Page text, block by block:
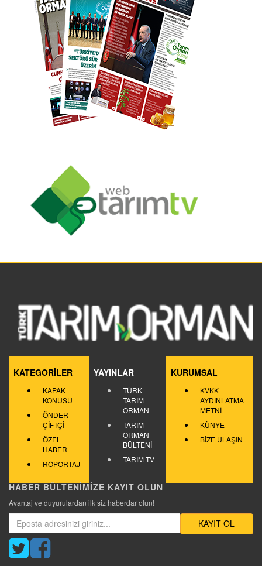
KATEGORİLER
KAPAK
KONUSU
ÖNDER
ÇİFTÇİ
ÖZEL
HABER
RÖPORTAJ
YAYINLAR
TÜRK
TARIM
ORMAN
TARIM
ORMAN
BÜLTENİ
TARIM TV
KURUMSAL
KVKK
AYDINLATMA
METNİ
KÜNYE
BİZE ULAŞIN
HABER BÜLTENİMİZE KAYIT OLUN
Avantaj ve duyurulardan ilk siz haberdar olun!
KAYIT OL